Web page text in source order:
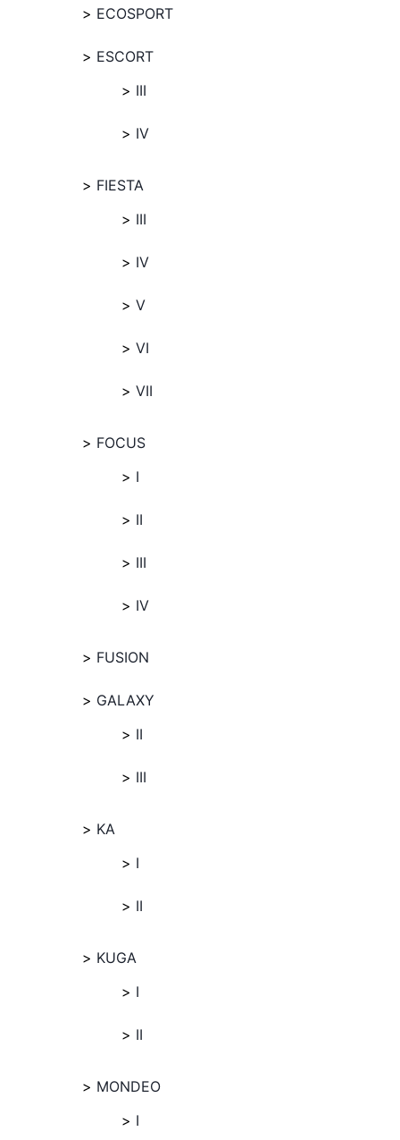
ECOSPORT
ESCORT
III
IV
FIESTA
III
IV
V
VI
VII
FOCUS
I
II
III
IV
FUSION
GALAXY
II
III
KA
I
II
KUGA
I
II
MONDEO
I